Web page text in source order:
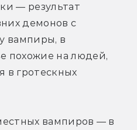
— результат
демонов с
вампиры, в
похожие на людей,
в гротескных
вампиров — в